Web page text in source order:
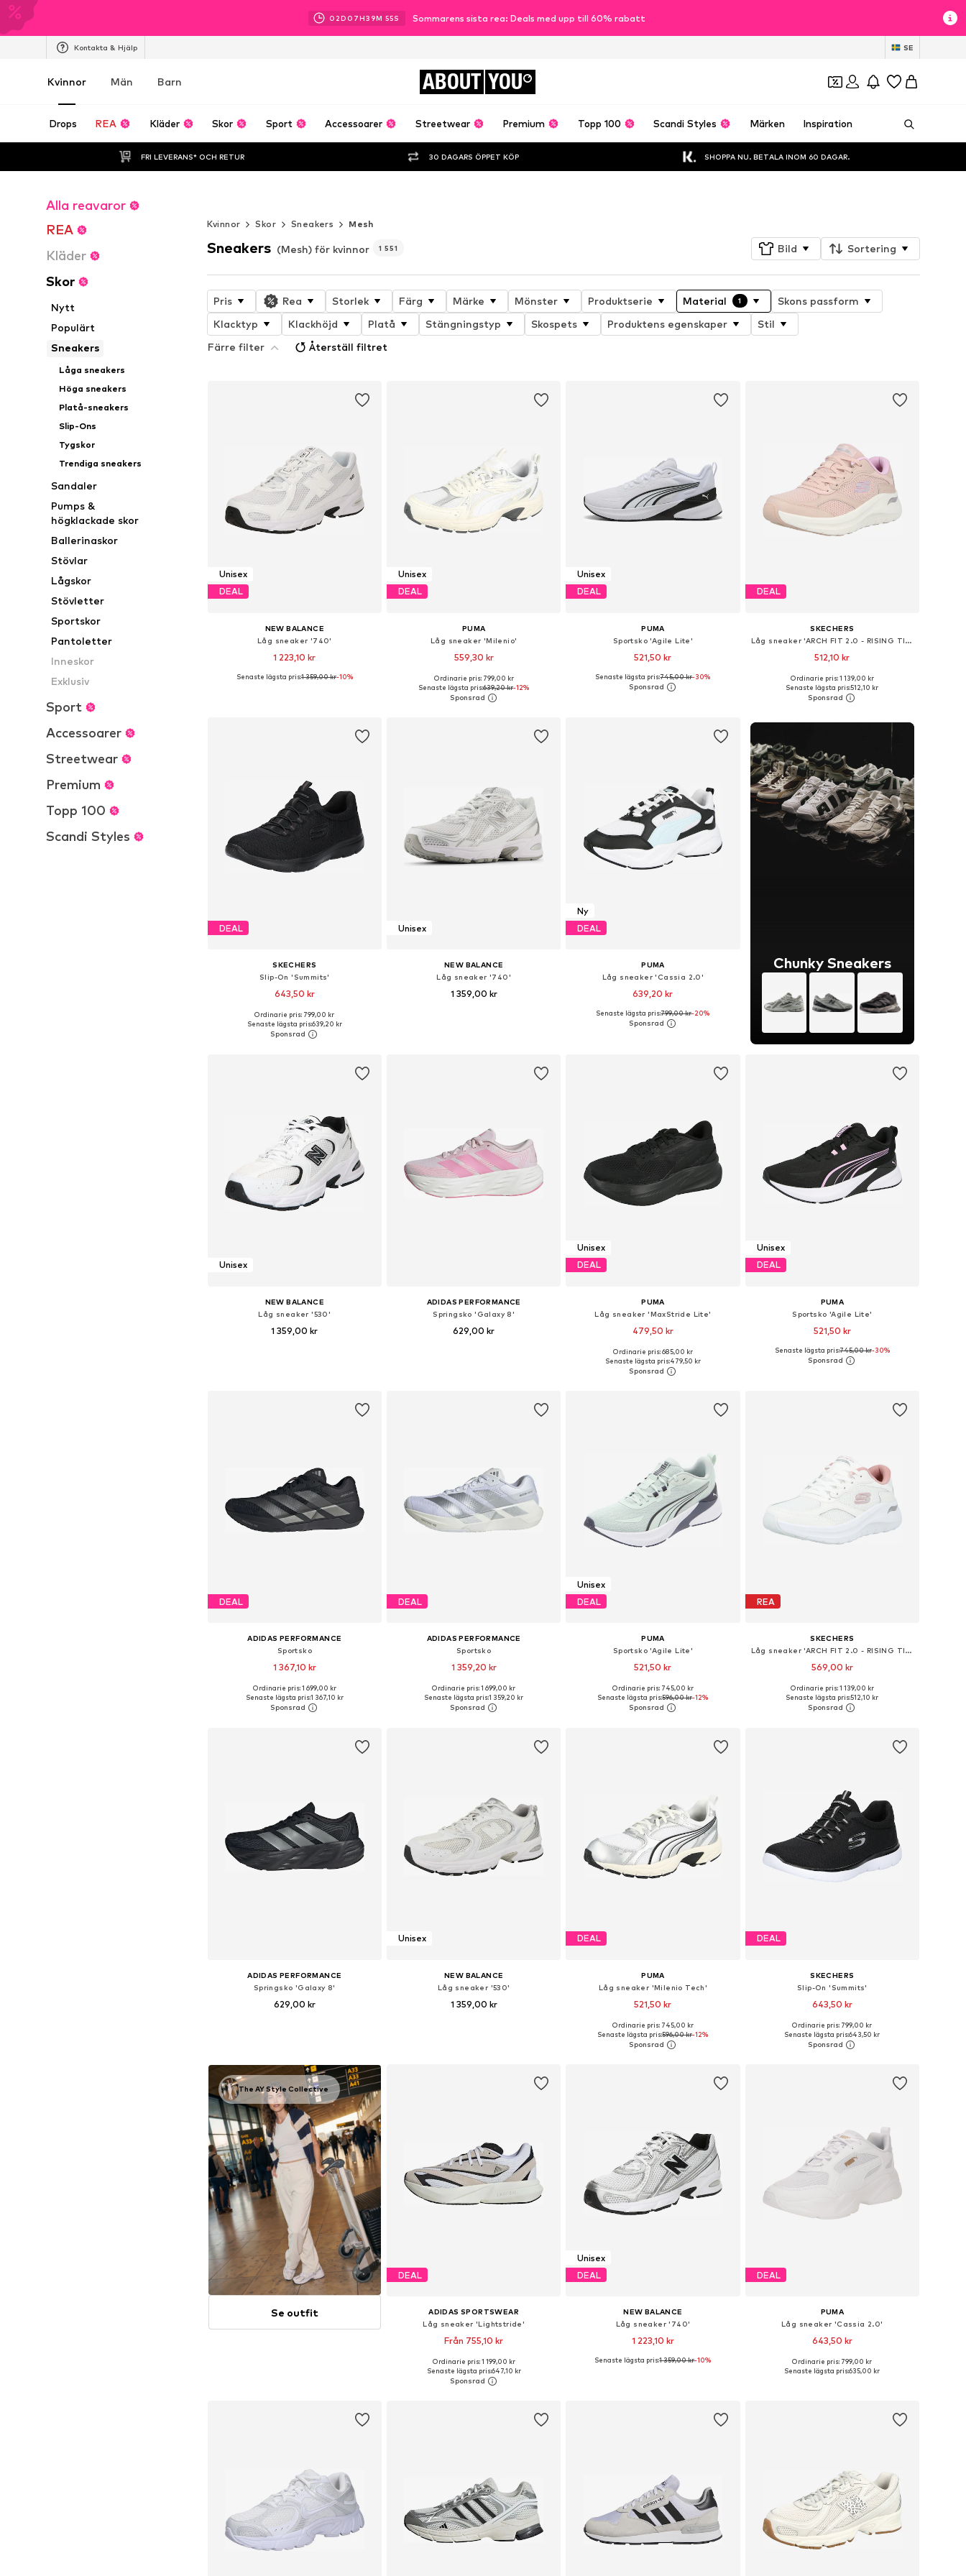
02D 07H39M 53S Sommarens sista rea: Deals med upp till 60% rabatt
Kontakta & Hjälp SE
Kvinnor Män Barn ABOUT YOU
Drops REA Kläder Skor Sport Accessoarer Streetwear Premium Topp 100 Scandi Styles Märken Inspiration
FRI LEVERANS* OCH RETUR 30 DAGARS ÖPPET KÖP SHOPPA NU. BETALA INOM 60 DAGAR.
Alla reavaror
REA
Kläder
Skor
Nytt
Populärt
Sneakers
Låga sneakers
Höga sneakers
Platå-sneakers
Slip-Ons
Tygskor
Trendiga sneakers
Sandaler
Pumps &
högklackade skor
Ballerinaskor
Stövlar
Lågskor
Stövletter
Sportskor
Pantoletter
Inneskor
Exklusiv
Sport
Accessoarer
Streetwear
Premium
Topp 100
Scandi Styles
Kvinnor
Skor Sneakers Mesh
Sneakers (Mesh) för kvinnor 1 551 Bild Sortering
Pris Rea Storlek Färg Märke Mönster Produktserie Material 1
Skons passform
Klacktyp
Klackhöjd Platå Stängningstyp Skospets Produktens egenskaper
Stil
Färre filter
Återställ filtret
Unisex
DEAL
NEW BALANCE
Låg sneaker '740'
1 223,10 kr
Tillgänglig i många storlekar
Senaste lägsta pris:1 359,00 kr-10%
Unisex
DEAL
PUMA
Låg sneaker 'Milenio'
559,30 kr
Tillgänglig i många storlekar
Lägg till i varukorgen
Ordinarie pris: 799,00 kr
Senaste lägsta pris:639,20 kr-12%
Unisex
DEAL
PUMA
Sportsko 'Agile Lite'
521,50 kr
Tillgänglig i många storlekar
Senaste lägsta pris:745,00 kr-30%
DEAL
SKECHERS
Låg sneaker 'ARCH FIT 2.0 - RISING TIDE'
512,10 kr
+2
Tillgänglig i många storlekar
Lägg till i varukorgen
Ordinarie pris: 1 139,00 kr
Senaste lägsta pris:512,10 kr
DEAL
SKECHERS
Slip-On 'Summits'
643,50 kr
Tillgänglig i många storlekar
Lägg till i varukorgen
Ordinarie pris: 799,00 kr
Senaste lägsta pris:639,20 kr
Unisex
NEW BALANCE
Låg sneaker '740'
1 359,00 kr
Ny
DEAL
PUMA
Låg sneaker 'Cassia 2.0'
639,20 kr
Tillgänglig i många storlekar
Senaste lägsta pris:799,00 kr-20%
Chunky Sneakers
Unisex
NEW BALANCE
Låg sneaker '530'
1 359,00 kr
ADIDAS PERFORMANCE
Springsko 'Galaxy 8'
629,00 kr
Unisex
DEAL
PUMA
Låg sneaker 'MaxStride Lite'
479,50 kr
Tillgänglig i många storlekar
Lägg till i varukorgen
Ordinarie pris: 685,00 kr
Senaste lägsta pris:479,50 kr
Unisex
DEAL
PUMA
Sportsko 'Agile Lite'
521,50 kr
Tillgänglig i många storlekar
Senaste lägsta pris:745,00 kr-30%
DEAL
ADIDAS PERFORMANCE
Sportsko
1 367,10 kr
+1
Tillgänglig i många storlekar
Lägg till i varukorgen
Ordinarie pris: 1 699,00 kr
Senaste lägsta pris:1 367,10 kr
DEAL
ADIDAS PERFORMANCE
Sportsko
1 359,20 kr
+1
Tillgänglig i många storlekar
Lägg till i varukorgen
Ordinarie pris: 1 699,00 kr
Senaste lägsta pris:1 359,20 kr
Unisex
DEAL
PUMA
Sportsko 'Agile Lite'
521,50 kr
Tillgänglig i många storlekar
Lägg till i varukorgen
Ordinarie pris: 745,00 kr
Senaste lägsta pris:596,00 kr-12%
REA
SKECHERS
Låg sneaker 'ARCH FIT 2.0 - RISING TIDE'
569,00 kr
+2
Tillgängliga storlekar: 36, 37, 38, 39, 40, 41
Lägg till i varukorgen
Ordinarie pris: 1 139,00 kr
Senaste lägsta pris:512,10 kr
ADIDAS PERFORMANCE
Springsko 'Galaxy 8'
629,00 kr
Unisex
NEW BALANCE
Låg sneaker '530'
1 359,00 kr
DEAL
PUMA
Låg sneaker 'Milenio Tech'
521,50 kr
Tillgänglig i många storlekar
Lägg till i varukorgen
Ordinarie pris: 745,00 kr
Senaste lägsta pris:596,00 kr-12%
DEAL
SKECHERS
Slip-On 'Summits'
643,50 kr
Tillgänglig i många storlekar
Lägg till i varukorgen
Ordinarie pris: 799,00 kr
Senaste lägsta pris:643,50 kr
The AY Style Collective
Se outfit
DEAL
ADIDAS SPORTSWEAR
Låg sneaker 'Lightstride'
Från 755,10 kr
Tillgänglig i många storlekar
Lägg till i varukorgen
Ordinarie pris: 1 199,00 kr
Senaste lägsta pris:647,10 kr
Unisex
DEAL
NEW BALANCE
Låg sneaker '740'
1 223,10 kr
+1
Tillgänglig i många storlekar
Senaste lägsta pris:1 359,00 kr-10%
DEAL
PUMA
Låg sneaker 'Cassia 2.0'
643,50 kr
Tillgänglig i många storlekar
Ordinarie pris: 799,00 kr
Senaste lägsta pris:635,00 kr